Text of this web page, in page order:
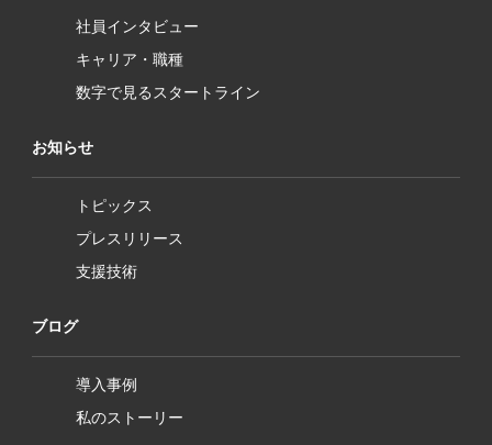
社員インタビュー
キャリア・職種
数字で見るスタートライン
お知らせ
トピックス
プレスリリース
支援技術
ブログ
導入事例
私のストーリー